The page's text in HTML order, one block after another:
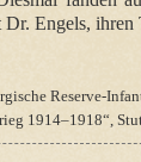
Engels, ihren
Reserve-
1914–1918“,